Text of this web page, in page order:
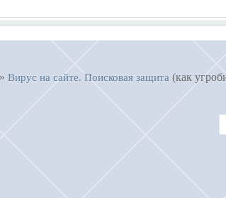
» Вирус на сайте. Поисковая защита (как